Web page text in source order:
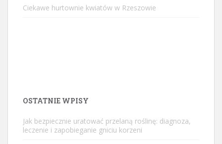
Ciekawe hurtownie kwiatów w Rzeszowie
OSTATNIE WPISY
Jak bezpiecznie uratować przelaną roślinę: diagnoza,
leczenie i zapobieganie gniciu korzeni